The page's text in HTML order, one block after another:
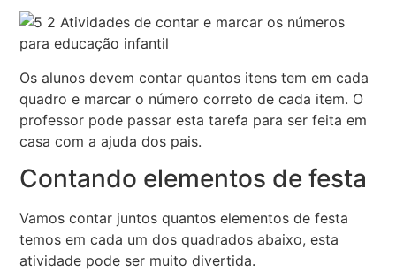
Os alunos devem contar quantos itens tem em cada
quadro e marcar o número correto de cada item. O
professor pode passar esta tarefa para ser feita em
casa com a ajuda dos pais.
Contando elementos de festa
Vamos contar juntos quantos elementos de festa
temos em cada um dos quadrados abaixo, esta
atividade pode ser muito divertida.